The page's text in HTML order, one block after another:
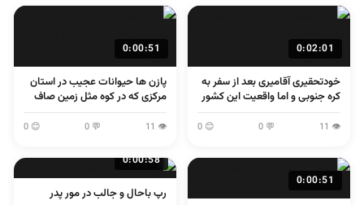
0:02:01
خودتحقیری آقامیری بعد از سفر به
کره جنوبی و اما واقعیت این کشور
👁 11
💬 0
😊 0
0:00:51
پازن ها حیوانات عجیب در استان
مرکزی که در کوه مثل زمین صاف
👁 11
💬 0
😊 0
0:00:51
0:00:58
رپ باحال و جالب در مور پدر